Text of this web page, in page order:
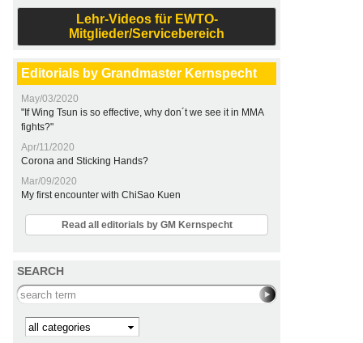
Lehr-Videos für EWTO-
Mitglieder/Servicebereich
Editorials by Grandmaster Kernspecht
May/03/2020
"If Wing Tsun is so effective, why don´t we see it in MMA
fights?"
Apr/11/2020
Corona and Sticking Hands?
Mar/09/2020
My first encounter with ChiSao Kuen
Read all editorials by GM Kernspecht
SEARCH
Search this site
Kategorie